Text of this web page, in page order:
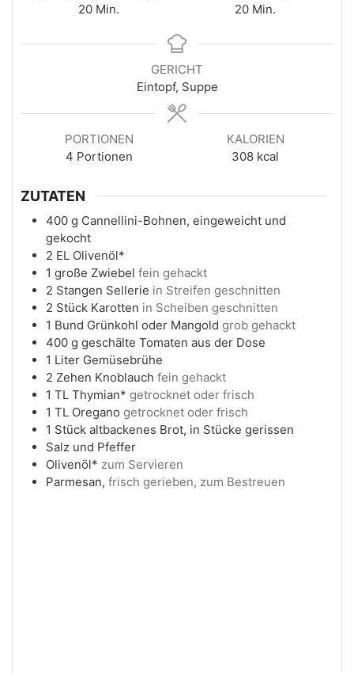
20 Min.
20 Min.
GERICHT
Eintopf, Suppe
PORTIONEN
4 Portionen
KALORIEN
308 kcal
ZUTATEN
400 g Cannellini-Bohnen, eingeweicht und
gekocht
2 EL Olivenöl*
1 große Zwiebel fein gehackt
2 Stangen Sellerie in Streifen geschnitten
2 Stück Karotten in Scheiben geschnitten
1 Bund Grünkohl oder Mangold grob gehackt
400 g geschälte Tomaten aus der Dose
1 Liter Gemüsebrühe
2 Zehen Knoblauch fein gehackt
1 TL Thymian* getrocknet oder frisch
1 TL Oregano getrocknet oder frisch
1 Stück altbackenes Brot, in Stücke gerissen
Salz und Pfeffer
Olivenöl* zum Servieren
Parmesan, frisch gerieben, zum Bestreuen